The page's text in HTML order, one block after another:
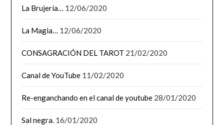
La Brujería… 12/06/2020
La Magia… 12/06/2020
CONSAGRACIÓN DEL TAROT 21/02/2020
Canal de YouTube 11/02/2020
Re-enganchando en el canal de youtube 28/01/2020
Sal negra. 16/01/2020